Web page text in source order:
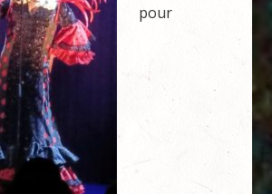
pour